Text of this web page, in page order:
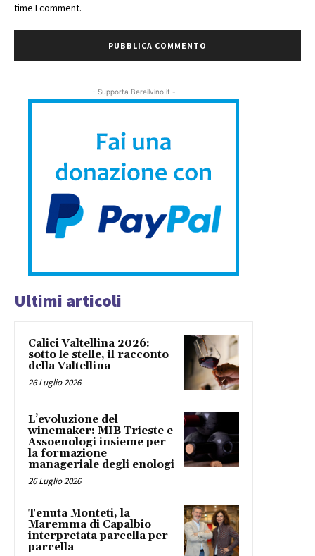
time I comment.
- Supporta Bereilvino.it -
Ultimi articoli
Calici Valtellina 2026:
sotto le stelle, il racconto
della Valtellina
26 Luglio 2026
L’evoluzione del
winemaker: MIB Trieste e
Assoenologi insieme per
la formazione
manageriale degli enologi
26 Luglio 2026
Tenuta Monteti, la
Maremma di Capalbio
interpretata parcella per
parcella